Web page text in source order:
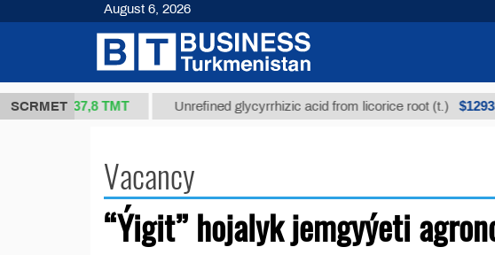
SCRMET
1(kg.) 37,8 ТМТ Unrefined glycyrrhizic acid from licorice root (t.)
Vacancy
“Ýigit” hojalyk jemgyýeti
August 6, 2026